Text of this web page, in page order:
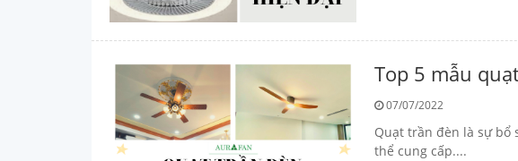
Top 5 mẫu
07/07/2022
Quạt trần đèn là sự bổ
thể cung cấp....